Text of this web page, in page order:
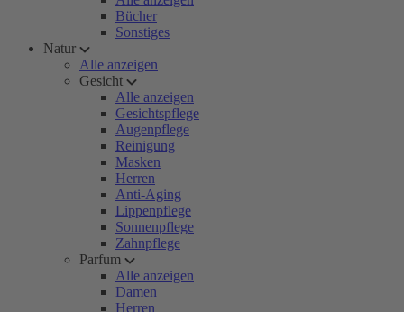
Bücher
Sonstiges
Natur
Alle anzeigen
Gesicht
Alle anzeigen
Gesichtspflege
Augenpflege
Reinigung
Masken
Herren
Anti-Aging
Lippenpflege
Sonnenpflege
Zahnpflege
Parfum
Alle anzeigen
Damen
Herren